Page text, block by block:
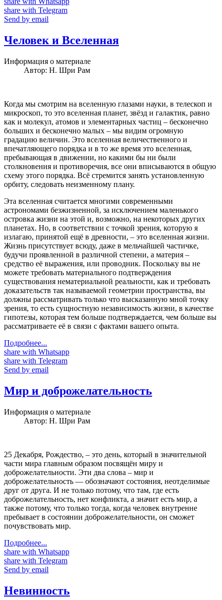
share with Telegram
Send by email
Человек и Вселенная
Информация о материале
Автор: Н. Шри Рам
Когда мы смотрим на вселенную глазами науки, в телескоп и
микроскоп, то это вселенная планет, звёзд и галактик, равно
как и молекул, атомов и элементарных частиц – бесконечно
больших и бесконечно малых – мы видим огромную
градацию величин. Это вселенная величественного и
впечатляющего порядка и в то же время это вселенная,
пребывающая в движении, но какими бы ни были
столкновения и противоречия, все они вписываются в общую
схему этого порядка. Всё стремится занять установленную
орбиту, следовать неизменному плану.
Эта вселенная считается многими современными
астрономами безжизненной, за исключением маленького
островка жизни на этой и, возможно, на некоторых других
планетах. Но, в соответствии с точкой зрения, которую я
излагаю, принятой ещё в древности, – это вселенная жизни.
Жизнь присутствует всюду, даже в мельчайшей частичке,
будучи проявленной в различной степени, а материя –
средство её выражения, или проводник. Поскольку вы не
можете требовать материального подтверждения
существования нематериальной реальности, как и требовать
доказательств так называемой геометрии пространства, вы
должны рассматривать только что высказанную мной точку
зрения, то есть сущностную независимость жизни, в качестве
гипотезы, которая тем больше подтверждается, чем больше вы
рассматриваете её в связи с фактами вашего опыта.
Подробнее...
share with Whatsapp
share with Telegram
Send by email
Мир и доброжелательность
Информация о материале
Автор: Н. Шри Рам
25 Декабря, Рождество, – это день, который в значительной
части мира главным образом посвящён миру и
доброжелательности. Эти два слова – мир и
доброжелательность — обозначают состояния, неотделимые
друг от друга. И не только потому, что там, где есть
доброжелательность, нет конфликта, а значит есть мир, а
также потому, что только тогда, когда человек внутренне
пребывает в состоянии доброжелательности, он сможет
почувствовать мир.
Подробнее...
share with Whatsapp
share with Telegram
Send by email
Невинность